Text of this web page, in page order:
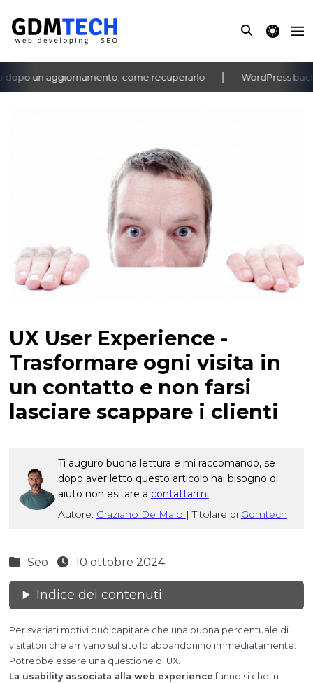
theme
un aggiornamento: come recuperarlo WordPress
‹ ›
UX User Experience -
Trasformare ogni visita in
un contatto e non farsi
lasciare scappare i clienti
Ti auguro buona lettura e mi raccomando, se
dopo aver letto questo articolo hai bisogno di
aiuto non esitare a contattarmi.
Autore: Graziano De Maio | Titolare di Gdmtech
Seo 10 ottobre 2024
Indice dei contenuti
Per svariati motivi può capitare che una buona percentuale di
visitatori che arrivano sul sito lo abbandonino immediatamente.
Potrebbe essere una questione di UX.
La usability associata alla web experience fanno si che in